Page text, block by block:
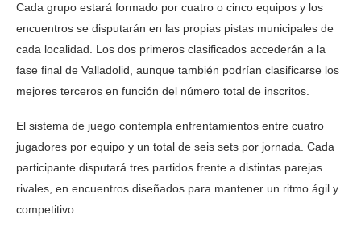
Cada grupo estará formado por cuatro o cinco equipos y los
encuentros se disputarán en las propias pistas municipales de
cada localidad. Los dos primeros clasificados accederán a la
fase final de Valladolid, aunque también podrían clasificarse los
mejores terceros en función del número total de inscritos.
El sistema de juego contempla enfrentamientos entre cuatro
jugadores por equipo y un total de seis sets por jornada. Cada
participante disputará tres partidos frente a distintas parejas
rivales, en encuentros diseñados para mantener un ritmo ágil y
competitivo.